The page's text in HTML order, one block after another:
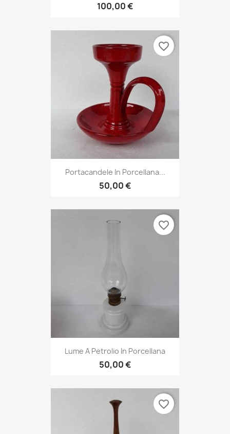
100,00 €
Portacandele In Porcellana...
50,00 €
favorite_border
Lume A Petrolio In Porcellana
50,00 €
favorite_border
favorite_border